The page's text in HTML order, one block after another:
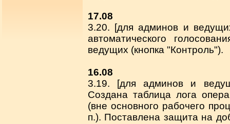
17.08
3.20. [для админов и
автоматического
ведущих (кнопка "Контроль").
16.08
3.19. [для админов и
Создана таблица лога
(вне основного рабочего
п.). Поставлена защита на